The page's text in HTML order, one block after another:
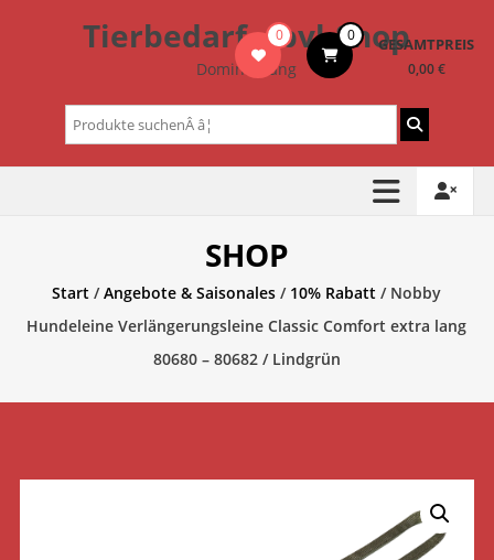
Tierbedarf – bvl-Shop
Dominik Lang
0 0 GESAMTPREIS
0,00 €
Suchen
nach:
SHOP
Start /Angebote & Saisonales / 10% Rabatt / Nobby
Hundeleine Verlängerungsleine Classic Comfort extra lang
80680 – 80682 / Lindgrün